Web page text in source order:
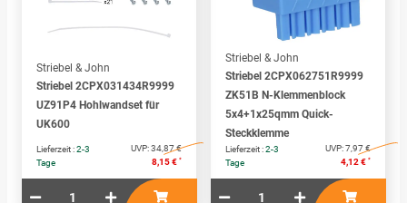
Striebel & John
Striebel 2CPX031434R9999
UZ91P4 Hohlwandset für
UK600
Lieferzeit :2-3
Tage
UVP:34,87 €
8,15 € *
Striebel & John
Striebel 2CPX062751R9999
ZK51B N-Klemmenblock
5x4+1x25qmm Quick-
Steckklemme
Lieferzeit :2-3
Tage
UVP:7,97 €
4,12 € *